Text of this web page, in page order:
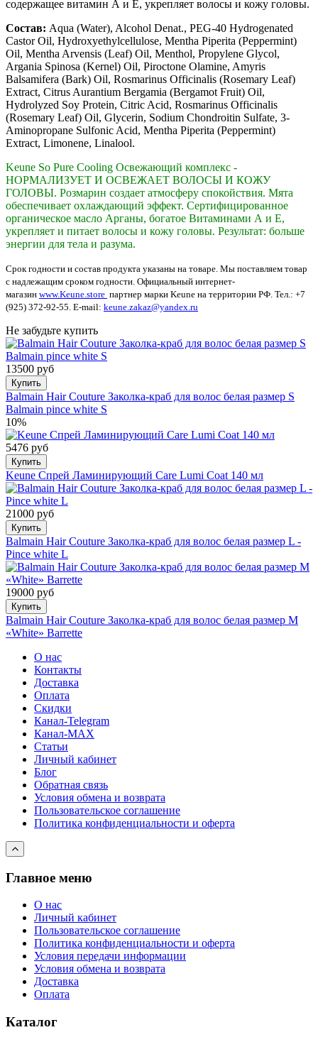
содержащее витамин А и Е, укрепляет волосы и кожу головы.
Состав: Aqua (Water), Alcohol Denat., PEG-40 Hydrogenated
Castor Oil, Hydroxyethylcellulose, Mentha Piperita (Peppermint)
Oil, Mentha Arvensis (Leaf) Oil, Menthol, Propylene Glycol,
Argania Spinosa (Kernel) Oil, Piroctone Olamine, Amyris
Balsamifera (Bark) Oil, Rosmarinus Officinalis (Rosemary Leaf)
Extract, Citrus Aurantium Bergamia (Bergamot Fruit) Oil,
Hydrolyzed Soy Protein, Citric Acid, Rosmarinus Officinalis
(Rosemary Leaf) Oil, Glycerin, Sodium Chondroitin Sulfate, 3-
Aminopropane Sulfonic Acid, Mentha Piperita (Peppermint)
Extract, Limonene, Linalool.
Keune So Pure Cooling Освежающий комплекс -
НОРМАЛИЗУЕТ И ОСВЕЖАЕТ ВОЛОСЫ И КОЖУ
ГОЛОВЫ. Розмарин создает атмосферу спокойствия. Мята
обеспечивает охлаждающий эффект. Сертифицированное
органическое масло Арганы, богатое Витаминами А и Е,
укрепляет и питает волосы и кожу головы. Результат: больше
энергии для тела и разума.
Срок годности и состав продукта указаны на товаре. Мы поставляем товар
с надлежащим сроком годности. Официальный интернет-
магазин www.Keune.store партнер марки Keune на территории РФ. Тел.: +7
(925) 372-92-55. E-mail: keune.zakaz@yandex.ru
Не забудьте купить
13500 руб
Купить
Balmain Hair Couture Заколка-краб для волос белая размер S
Balmain pince white S
10%
5476 руб
Купить
Keune Спрей Ламинирующий Care Lumi Coat 140 мл
21000 руб
Купить
Balmain Hair Couture Заколка-краб для волос белая размер L -
Pince white L
19000 руб
Купить
Balmain Hair Couture Заколка-краб для волос белая размер М
«White» Barrette
О нас
Контакты
Доставка
Оплата
Скидки
Канал-Telegram
Канал-МAX
Статьи
Личный кабинет
Блог
Обратная связь
Условия обмена и возврата
Пользовательское соглашение
Политика конфиденциальности и оферта
Главное меню
О нас
Личный кабинет
Пользовательское соглашение
Политика конфиденциальности и оферта
Условия передачи информации
Условия обмена и возврата
Доставка
Оплата
Каталог